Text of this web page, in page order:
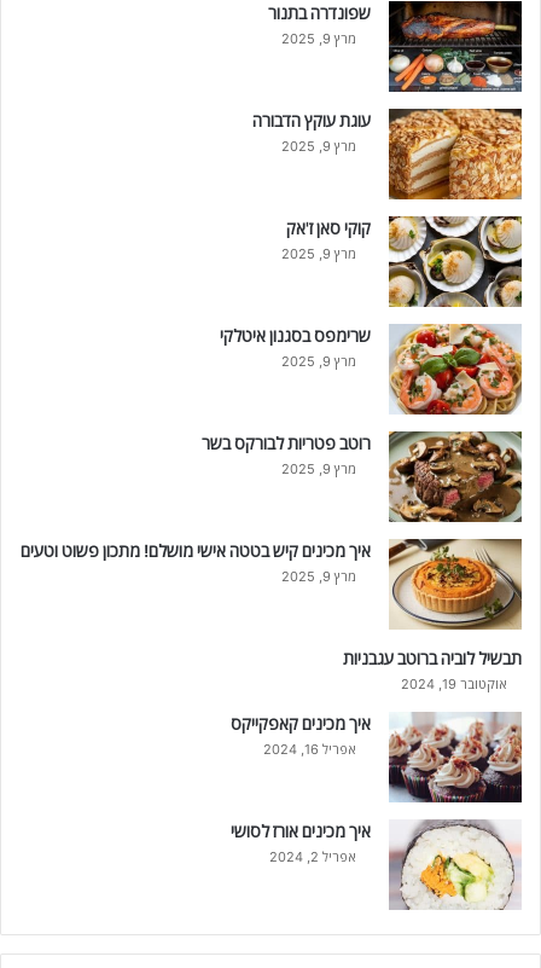
שפונדרה בתנור
מרץ 9, 2025
עוגת עוקץ הדבורה
מרץ 9, 2025
קוקי סאן ז'אק
מרץ 9, 2025
שרימפס בסגנון איטלקי
מרץ 9, 2025
רוטב פטריות לבורקס בשר
מרץ 9, 2025
איך מכינים קיש בטטה אישי מושלם! מתכון פשוט וטעים
מרץ 9, 2025
תבשיל לוביה ברוטב עגבניות
אוקטובר 19, 2024
איך מכינים קאפקייקס
אפריל 16, 2024
איך מכינים אורז לסושי
אפריל 2, 2024